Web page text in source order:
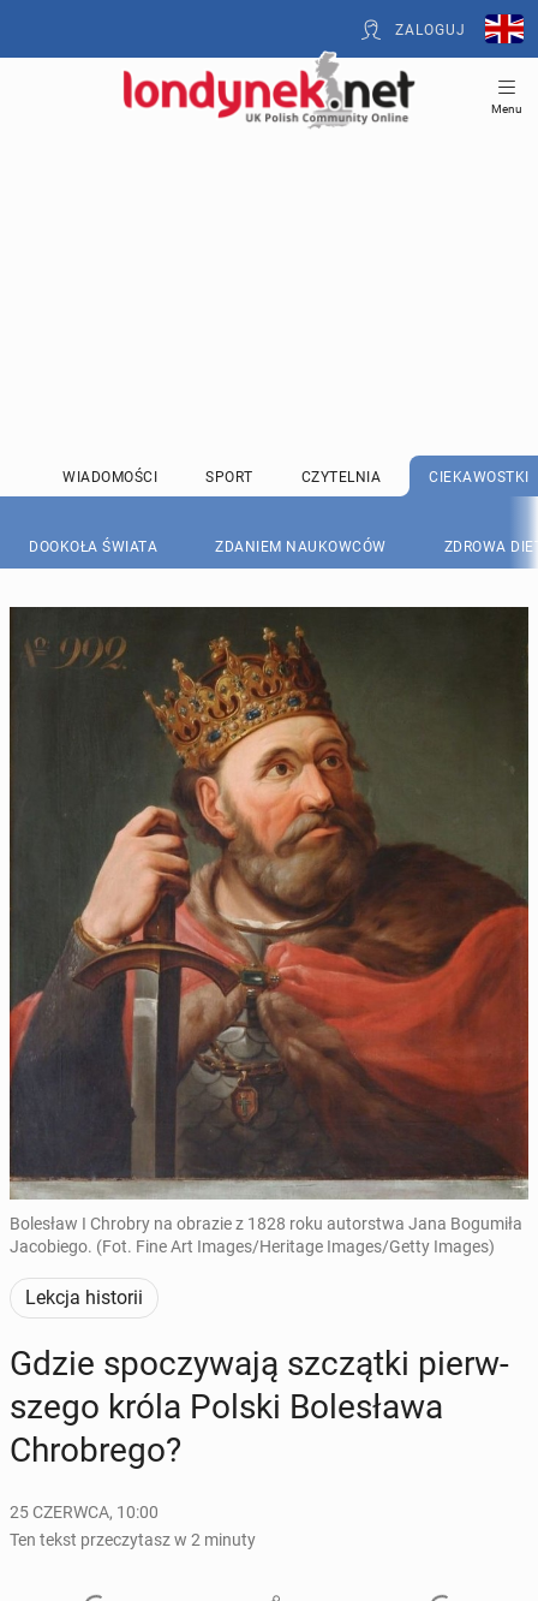
ZALOGUJ
Menu
WIADOMOŚCI SPORT CZYTELNIA CIEKAWOSTKI
DOOKOŁA ŚWIATA ZDANIEM NAUKOWCÓW ZDROWA
Bolesław I Chrobry na obrazie z 1828 roku autorstwa Jana Bogumiła
Jacobiego. (Fot. Fine Art Images/Heritage Images/Getty Images)
Lekcja historii
Gdzie spo­czy­wa­ją szcząt­ki pierw­
sze­go króla Polski Bo­le­sła­wa
Chro­bre­go?
25 CZERWCA, 10:00
Ten tekst przeczytasz w 2 minuty